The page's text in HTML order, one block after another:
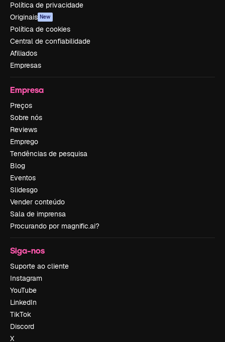
Política de privacidade
Originais New
Política de cookies
Central de confiabilidade
Afiliados
Empresas
Empresa
Preços
Sobre nós
Reviews
Emprego
Tendências de pesquisa
Blog
Eventos
Slidesgo
Vender conteúdo
Sala de imprensa
Procurando por magnific.ai?
Siga-nos
Suporte ao cliente
Instagram
YouTube
LinkedIn
TikTok
Discord
X